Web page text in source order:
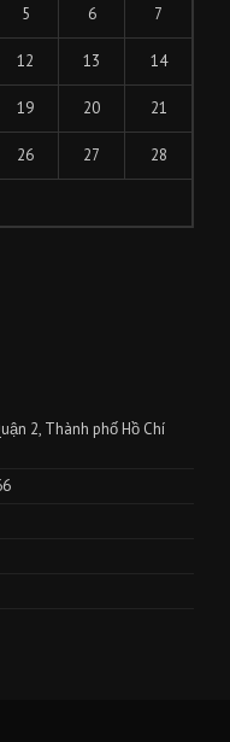
5 6 7
12 13 14
19 20 21
26 27 28
2, Thành phố Hồ Chí